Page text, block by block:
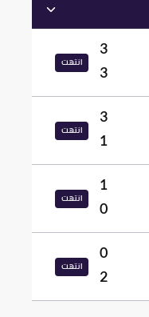
3
3
انتهت
3
1
انتهت
1
0
انتهت
0
2
انتهت